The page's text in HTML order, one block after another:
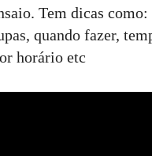
Tem dicas
quando fazer,
horário etc